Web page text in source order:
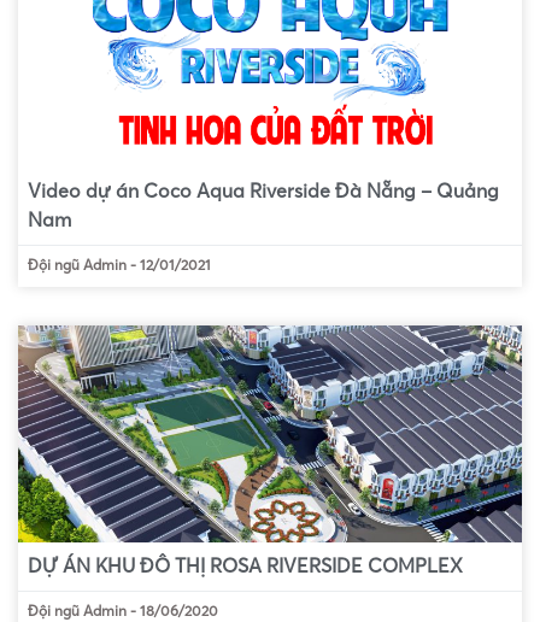
Video dự án Coco Aqua Riverside Đà Nẵng – Quảng
Nam
Đội ngũ Admin - 12/01/2021
DỰ ÁN KHU ĐÔ THỊ ROSA RIVERSIDE COMPLEX
Đội ngũ Admin - 18/06/2020